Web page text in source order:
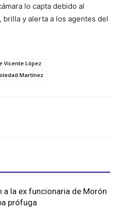
lo capta debido al
y alerta a los agentes del
Vicente López
Martínez
a la ex funcionaria de Morón
prófuga